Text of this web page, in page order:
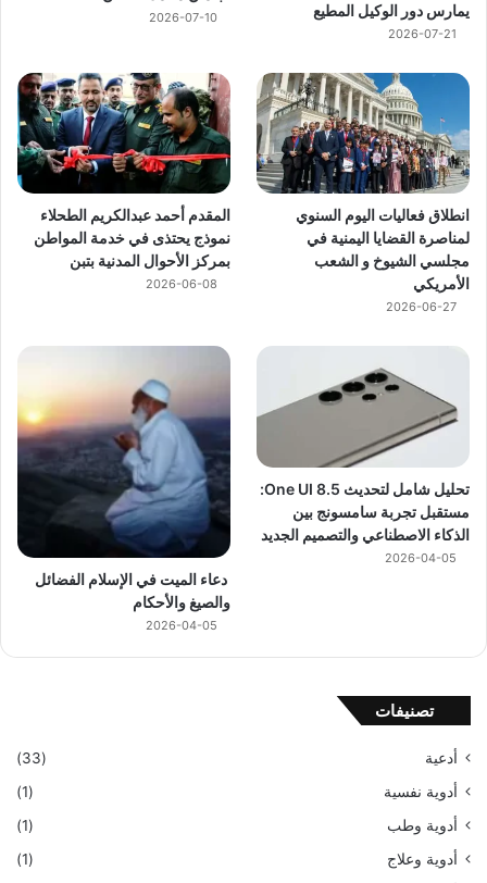
يمارس دور الوكيل المطيع
2026-07-21
2026-07-10
انطلاق فعاليات اليوم السنوي
لمناصرة القضايا اليمنية في
مجلسي الشيوخ و الشعب
الأمريكي
2026-06-27
المقدم أحمد عبدالكريم الطحلاء
نموذج يحتذى في خدمة المواطن
بمركز الأحوال المدنية بتبن
2026-06-08
تحليل شامل لتحديث One UI 8.5:
مستقبل تجربة سامسونج بين
الذكاء الاصطناعي والتصميم الجديد
2026-04-05
دعاء الميت في الإسلام الفضائل
والصيغ والأحكام
2026-04-05
تصنيفات
أدعية
(33)
أدوية نفسية
(1)
أدوية وطب
(1)
أدوية وعلاج
(1)